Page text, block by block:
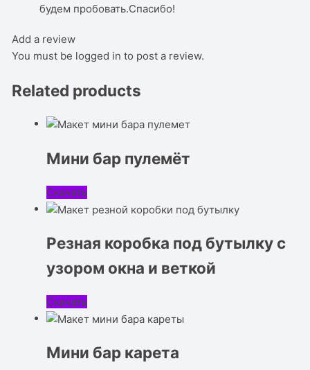
будем пробовать.Спасибо!
Add a review
You must be logged in to post a review.
Related products
Мини бар пулемёт
Скачать
Резная коробка под бутылку с
узором окна и веткой
Скачать
Мини бар карета